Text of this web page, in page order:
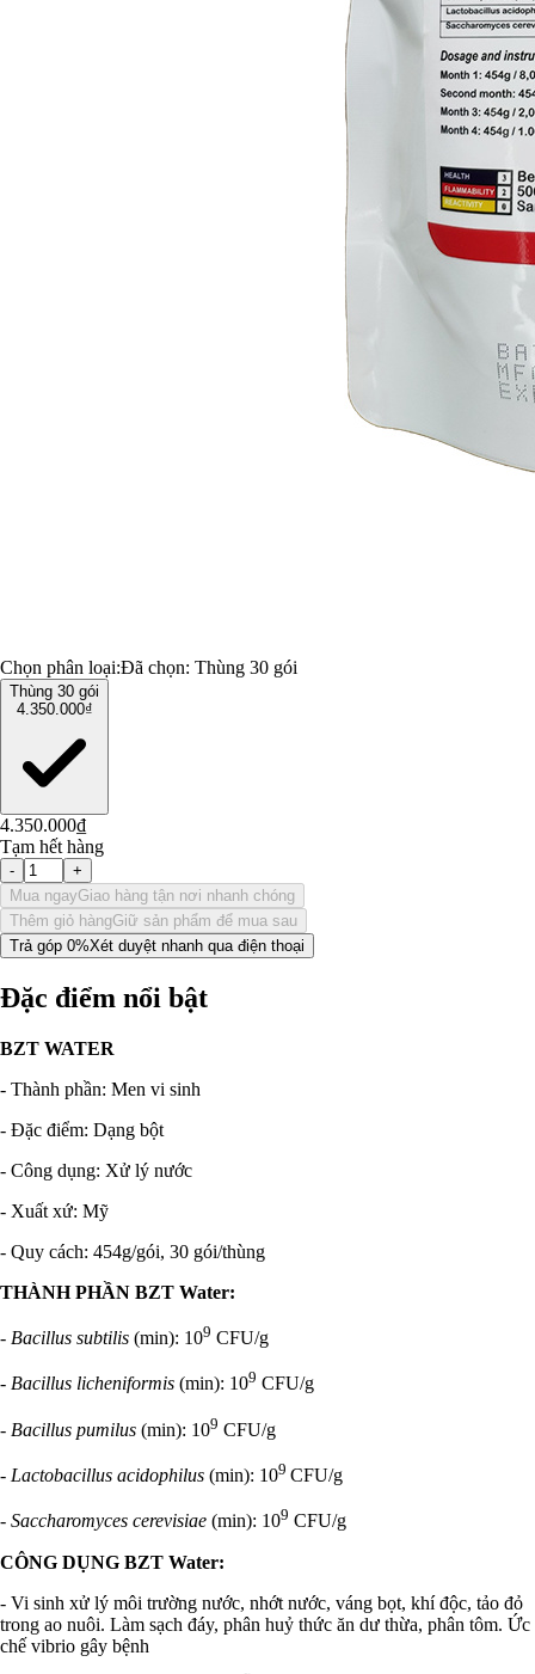
Chọn phân loại:Đã chọn: Thùng 30 gói
Thùng 30 gói
4.350.000₫
4.350.000₫
Tạm hết hàng
-
+
Mua ngayGiao hàng tận nơi nhanh chóng
Thêm giỏ hàngGiữ sản phẩm để mua sau
Trả góp 0%Xét duyệt nhanh qua điện thoại
Đặc điểm nổi bật
BZT WATER
- Thành phần: Men vi sinh
- Đặc điểm: Dạng bột
- Công dụng: Xử lý nước
- Xuất xứ: Mỹ
- Quy cách: 454g/gói, 30 gói/thùng
THÀNH PHẦN BZT Water:
- Bacillus subtilis (min): 109 CFU/g
- Bacillus licheniformis (min): 109 CFU/g
- Bacillus pumilus (min): 109 CFU/g
- Lactobacillus acidophilus (min): 109 CFU/g
- Saccharomyces cerevisiae (min): 109 CFU/g
CÔNG DỤNG BZT Water:
- Vi sinh xử lý môi trường nước, nhớt nước, váng bọt, khí độc, tảo đỏ
trong ao nuôi. Làm sạch đáy, phân huỷ thức ăn dư thừa, phân tôm. Ức
chế vibrio gây bệnh